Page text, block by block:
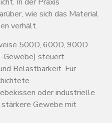
wie sich das Material
verhält.
500D, 600D, 900D
steuert
Belastbarkeit. Für
oder industrielle
Gewebe mit